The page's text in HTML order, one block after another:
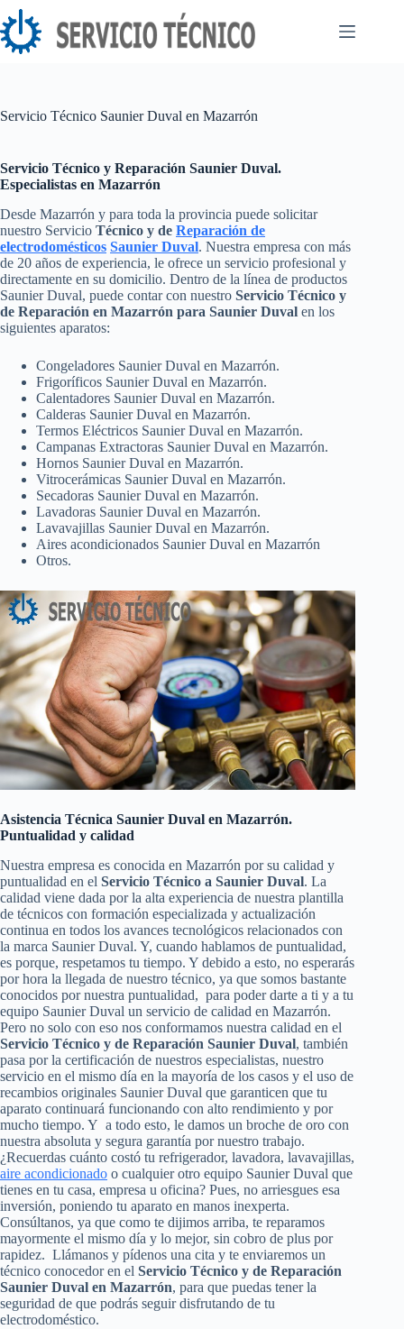
Saltar
al
contenido
Servicio Técnico Saunier Duval en Mazarrón
Servicio Técnico y Reparación Saunier Duval.
Especialistas en Mazarrón
Desde Mazarrón y para toda la provincia puede solicitar
nuestro Servicio Técnico y de Reparación de
electrodomésticos Saunier Duval. Nuestra empresa con más
de 20 años de experiencia, le ofrece un servicio profesional y
directamente en su domicilio. Dentro de la línea de productos
Saunier Duval, puede contar con nuestro Servicio Técnico y
de Reparación en Mazarrón para Saunier Duval en los
siguientes aparatos:
Congeladores Saunier Duval en Mazarrón.
Frigoríficos Saunier Duval en Mazarrón.
Calentadores Saunier Duval en Mazarrón.
Calderas Saunier Duval en Mazarrón.
Termos Eléctricos Saunier Duval en Mazarrón.
Campanas Extractoras Saunier Duval en Mazarrón.
Hornos Saunier Duval en Mazarrón.
Vitrocerámicas Saunier Duval en Mazarrón.
Secadoras Saunier Duval en Mazarrón.
Lavadoras Saunier Duval en Mazarrón.
Lavavajillas Saunier Duval en Mazarrón.
Aires acondicionados Saunier Duval en Mazarrón
Otros.
Asistencia Técnica Saunier Duval en Mazarrón.
Puntualidad y calidad
Nuestra empresa es conocida en Mazarrón por su calidad y
puntualidad en el Servicio Técnico a Saunier Duval. La
calidad viene dada por la alta experiencia de nuestra plantilla
de técnicos con formación especializada y actualización
continua en todos los avances tecnológicos relacionados con
la marca Saunier Duval. Y, cuando hablamos de puntualidad,
es porque, respetamos tu tiempo. Y debido a esto, no esperarás
por hora la llegada de nuestro técnico, ya que somos bastante
conocidos por nuestra puntualidad, para poder darte a ti y a tu
equipo Saunier Duval un servicio de calidad en Mazarrón.
Pero no solo con eso nos conformamos nuestra calidad en el
Servicio Técnico y de Reparación Saunier Duval, también
pasa por la certificación de nuestros especialistas, nuestro
servicio en el mismo día en la mayoría de los casos y el uso de
recambios originales Saunier Duval que garanticen que tu
aparato continuará funcionando con alto rendimiento y por
mucho tiempo. Y a todo esto, le damos un broche de oro con
nuestra absoluta y segura garantía por nuestro trabajo.
¿Recuerdas cuánto costó tu refrigerador, lavadora, lavavajillas,
aire acondicionado o cualquier otro equipo Saunier Duval que
tienes en tu casa, empresa u oficina? Pues, no arriesgues esa
inversión, poniendo tu aparato en manos inexperta.
Consúltanos, ya que como te dijimos arriba, te reparamos
mayormente el mismo día y lo mejor, sin cobro de plus por
rapidez. Llámanos y pídenos una cita y te enviaremos un
técnico conocedor en el Servicio Técnico y de Reparación
Saunier Duval en Mazarrón, para que puedas tener la
seguridad de que podrás seguir disfrutando de tu
electrodoméstico.